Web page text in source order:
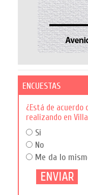
ENCUESTAS
¿Está de acuerdo
realizando en
Si
No
Me da lo